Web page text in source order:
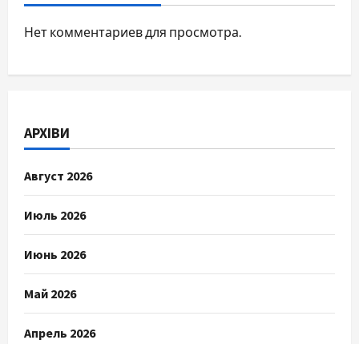
Нет комментариев для просмотра.
АРХІВИ
Август 2026
Июль 2026
Июнь 2026
Май 2026
Апрель 2026